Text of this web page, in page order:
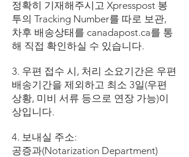
정확히 기재해주시고 Xpresspost 봉
투의 Tracking Number를 따로 보관,
차후 배송상태를 canadapost.ca를 통
해 직접 확인하실 수 있습니다.
3. 우편 접수 시, 처리 소요기간은 우편
배송기간을 제외하고 최소 3일(우편
상황, 미비 서류 등으로 연장 가능)이
상입니다.
4. 보내실 주소:
공증과(Notarization Department)